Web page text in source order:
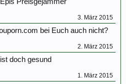
3. März 2015
bei Euch auch nicht?
2. März 2015
doch gesund
1. März 2015